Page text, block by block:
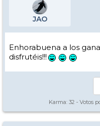
JAO
Enhorabuena a los
disfrutéis!!!
Karma: 32 - Votos